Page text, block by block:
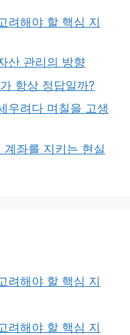
려해야 할 핵심 지
산 관리의 방향
항상 정답일까?
우려다 며칠을 고생
좌를 지키는 현실
려해야 할 핵심 지
려해야 할 핵심 지